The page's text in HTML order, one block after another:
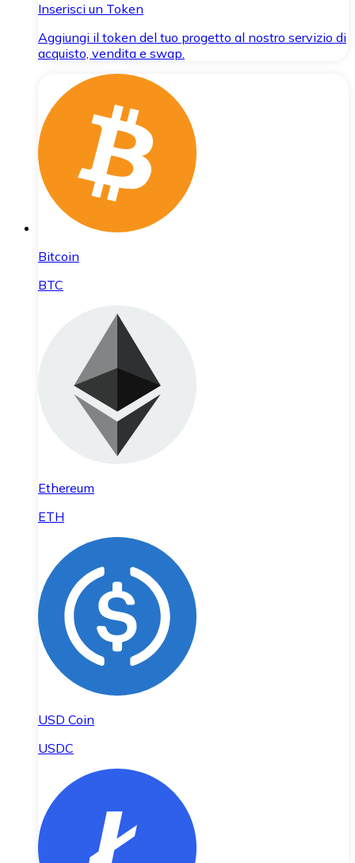
Inserisci un Token
Aggiungi il token del tuo progetto al nostro servizio di
acquisto, vendita e swap.
Bitcoin
BTC
Ethereum
ETH
USD Coin
USDC